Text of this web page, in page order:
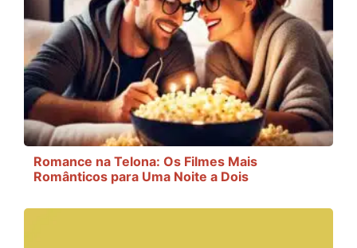
Romance na Telona: Os Filmes Mais
Românticos para Uma Noite a Dois